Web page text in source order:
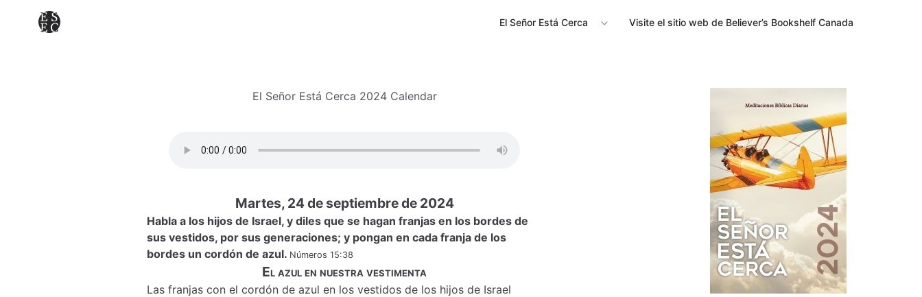
El Señor Está Cerca Visite el sitio web de Believer’s Bookshelf Canada
El Señor Está Cerca 2024 Calendar
Martes, 24 de septiembre de 2024
Habla a los hijos de Israel, y diles que se hagan franjas en los bordes de
sus vestidos, por sus generaciones; y pongan en cada franja de los
bordes un cordón de azul. Números 15:38
El azul en nuestra vestimenta
Las franjas con el cordón de azul en los vestidos de los hijos de Israel